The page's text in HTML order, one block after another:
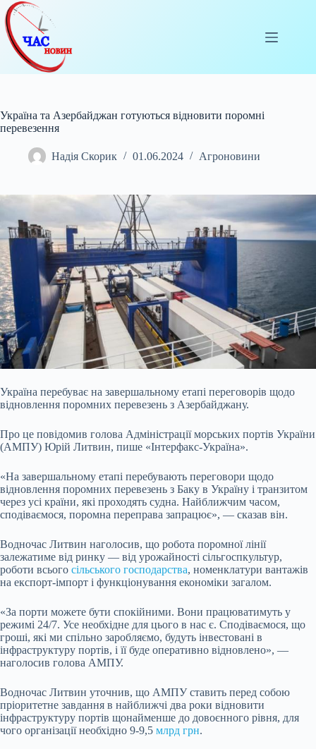
Перейти
до
вмісту
Україна та Азербайджан готуються відновити поромні
перевезення
Надія Скорик 01.06.2024 Агроновини
Україна перебуває на завершальному етапі переговорів щодо
відновлення поромних перевезень з Азербайджану.
Про це повідомив голова Адміністрації морських портів України
(АМПУ) Юрій Литвин, пише «Інтерфакс-Україна».
«На завершальному етапі перебувають переговори щодо
відновлення поромних перевезень з Баку в Україну і транзитом
через усі країни, які проходять судна. Найближчим часом,
сподіваємося, поромна переправа запрацює», — сказав він.
Водночас Литвин наголосив, що робота поромної лінії
залежатиме від ринку — від урожайності сільгоспкультур,
роботи всього сільського господарства, номенклатури вантажів
на експорт-імпорт і функціонування економіки загалом.
«За порти можете бути спокійними. Вони працюватимуть у
режимі 24/7. Усе необхідне для цього в нас є. Сподіваємося, що
гроші, які ми спільно заробляємо, будуть інвестовані в
інфраструктуру портів, і її буде оперативно відновлено», —
наголосив голова АМПУ.
Водночас Литвин уточнив, що АМПУ ставить перед собою
пріоритетне завдання в найближчі два роки відновити
інфраструктуру портів щонайменше до довоєнного рівня, для
чого організації необхідно 9-9,5 млрд грн.